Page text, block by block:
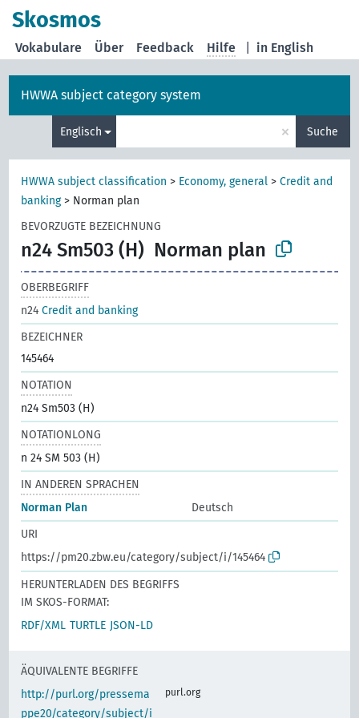
Skosmos
in English
Vokabulare Über Feedback Hilfe
HWWA subject category system
Englisch × Suche
HWWA subject classification > Economy, general >Credit and
banking> Norman plan
BEVORZUGTE BEZEICHNUNG
n24 Sm503 (H) Norman plan
OBERBEGRIFF
n24Credit and banking
BEZEICHNER
145464
NOTATION
n24 Sm503 (H)
NOTATIONLONG
n 24 SM 503 (H)
IN ANDEREN SPRACHEN
Norman Plan
Deutsch
URI
https://pm20.zbw.eu/category/subject/i/145464
HERUNTERLADEN DES BEGRIFFS
IM SKOS-FORMAT:
RDF/XML TURTLE JSON-LD
ÄQUIVALENTE BEGRIFFE
http://purl.org/pressema
ppe20/category/subject/i
purl.org